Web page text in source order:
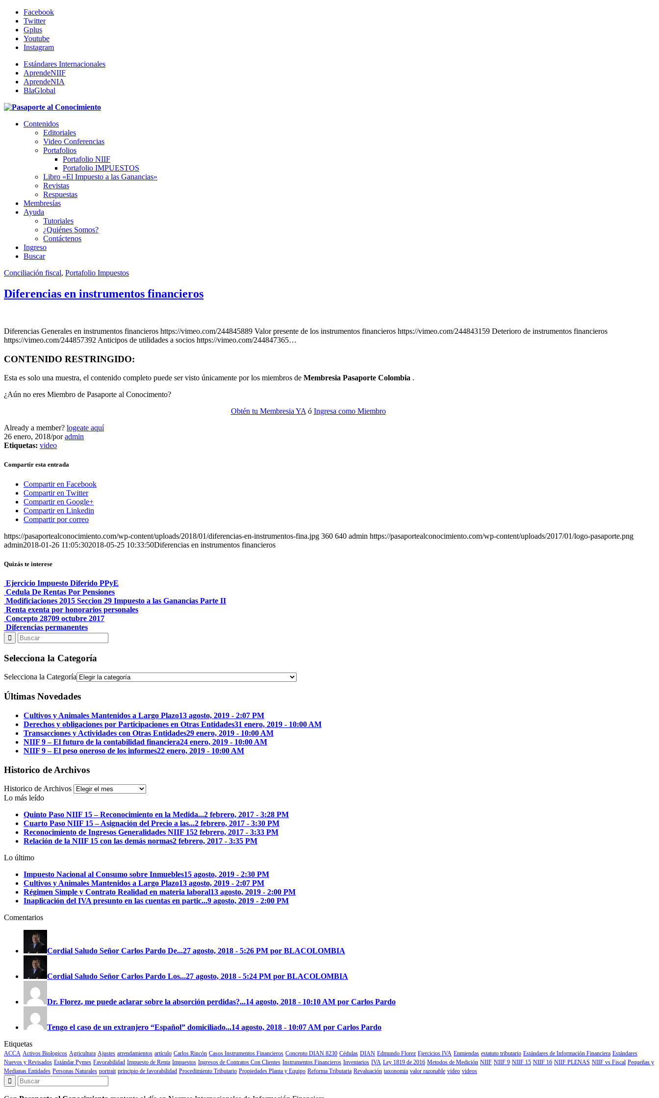
Facebook
Twitter
Gplus
Youtube
Instagram
Estándares Internacionales
AprendeNIIF
AprendeNIA
BlaGlobal
Contenidos
Editoriales
Video Conferencias
Portafolios
Portafolio NIIF
Portafolio IMPUESTOS
Libro «El Impuesto a las Ganancias»
Revistas
Respuestas
Membresías
Ayuda
Tutoriales
¿Quiénes Somos?
Contáctenos
Ingreso
Buscar
Conciliación fiscal, Portafolio Impuestos
Diferencias en instrumentos financieros
Diferencias Generales en instrumentos financieros https://vimeo.com/244845889 Valor presente de los instrumentos financieros https://vimeo.com/244843159 Deterioro de instrumentos financieros
https://vimeo.com/244857392 Anticipos de utilidades a socios https://vimeo.com/244847365…
CONTENIDO RESTRINGIDO:
Esta es solo una muestra, el contenido completo puede ser visto únicamente por los miembros de Membresia Pasaporte Colombia .
¿Aún no eres Miembro de Pasaporte al Conocimento?
Obtén tu Membresia YA ó Ingresa como Miembro
Already a member? logeate aquí
26 enero, 2018/poradmin
Etiquetas: video
Compartir esta entrada
Compartir en Facebook
Compartir en Twitter
Compartir en Google+
Compartir en Linkedin
Compartir por correo
https://pasaportealconocimiento.com/wp-content/uploads/2018/01/diferencias-en-instrumentos-fina.jpg 360 640 admin https://pasaportealconocimiento.com/wp-content/uploads/2017/01/logo-pasaporte.png
admin2018-01-26 11:05:302018-05-25 10:33:50Diferencias en instrumentos financieros
Quizás te interese
Ejercicio Impuesto Diferido PPyE
Cedula De Rentas Por Pensiones
Modificiaciones 2015 Seccion 29 Impuesto a las Ganancias Parte II
Renta exenta por honorarios personales
Concepto 28709 octubre 2017
Diferencias permanentes
Selecciona la Categoría
Selecciona la Categoría
Últimas Novedades
Cultivos y Animales Mantenidos a Largo Plazo13 agosto, 2019 - 2:07 PM
Derechos y obligaciones por Participaciones en Otras Entidades31 enero, 2019 - 10:00 AM
Transacciones y Actividades con Otras Entidades29 enero, 2019 - 10:00 AM
NIIF 9 – El futuro de la contabilidad financiera24 enero, 2019 - 10:00 AM
NIIF 9 – El peso oneroso de los informes22 enero, 2019 - 10:00 AM
Historico de Archivos
Historico de Archivos
Lo más leído
Quinto Paso NIIF 15 – Reconocimiento en la Medida...2 febrero, 2017 - 3:28 PM
Cuarto Paso NIIF 15 – Asignación del Precio a las...2 febrero, 2017 - 3:30 PM
Reconocimiento de Ingresos Generalidades NIIF 152 febrero, 2017 - 3:33 PM
Relación de la NIIF 15 con las demás normas2 febrero, 2017 - 3:35 PM
Lo último
Impuesto Nacional al Consumo sobre Inmuebles15 agosto, 2019 - 2:30 PM
Cultivos y Animales Mantenidos a Largo Plazo13 agosto, 2019 - 2:07 PM
Régimen Simple y Contrato Realidad en materia laboral13 agosto, 2019 - 2:00 PM
Inaplicación del IVA presunto en las cuentas en partic...9 agosto, 2019 - 2:00 PM
Comentarios
Cordial Saludo Señor Carlos Pardo De...27 agosto, 2018 - 5:26 PM por BLACOLOMBIA
Cordial Saludo Señor Carlos Pardo Los...27 agosto, 2018 - 5:24 PM por BLACOLOMBIA
Dr. Florez, me puede aclarar sobre la absorción perdidas?...14 agosto, 2018 - 10:10 AM por Carlos Pardo
Tengo el caso de un extranjero “Español” domiciliado...14 agosto, 2018 - 10:07 AM por Carlos Pardo
Etiquetas
ACCA Activos Biologicos Agricultura Ajustes arrendamientos artículo Carlos Rincón Casos Instrumentos Financieros Concepto DIAN 8230 Cédulas DIAN Edmundo Florez Ejercicios IVA Enmiendas estatuto tributario Estándares de Información Financiera Estándares
Nuevos y Revisados Estándar Pymes Favorabilidad Impuesto de Renta Impuestos Ingresos de Contratos Con Clientes Instrumentos Financieros Inventarios IVA Ley 1819 de 2016 Metodos de Medición NIIF NIIF 9 NIIF 15 NIIF 16 NIIF PLENAS NIIF vs Fiscal Pequeñas y
Medianas Entidades Personas Naturales portrait principio de favorabilidad Procedimiento Tributario Propiedades Planta y Equipo Reforma Tributaria Revaluación taxonomia valor razonable video videos